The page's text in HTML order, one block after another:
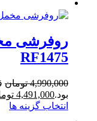
روفرشی
RF1475
4,990,000 تومان
بود.4,491,000
انتخاب گزینه ها